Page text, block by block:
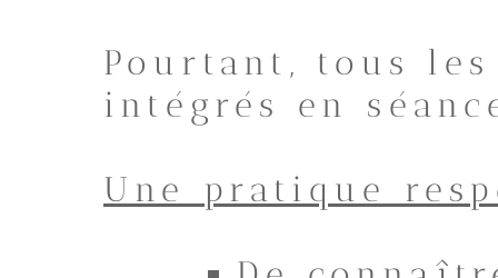
Pourtant, tous
intégrés en
Une pratique